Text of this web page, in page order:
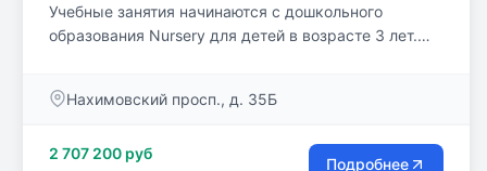
Учебные занятия начинаются с дошкольного
образования Nursery для детей в возрасте 3 лет.
нравственному, интеллектуальному и физическому
математику, естествознание, музыку, ИЗО, русский
Нахимовский просп., д. 35Б
2 707 200 руб
Подробнее